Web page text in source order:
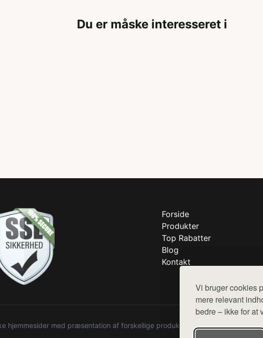
Vi bruger cookies
mere relevant
bedre – ikke for at
Du er måske interesseret i
Forside
Produkter
Top Rabatter
Blog
Kontakt
hjemmesider med præsentation af forskellige produkter fra diverse